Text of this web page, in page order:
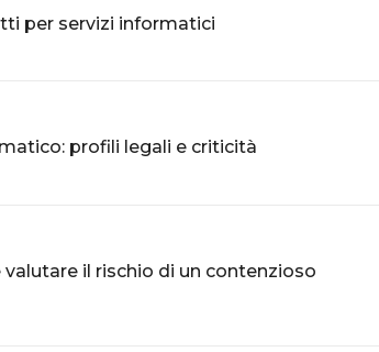
per servizi informatici
profili legali e criticità
il rischio di un contenzioso